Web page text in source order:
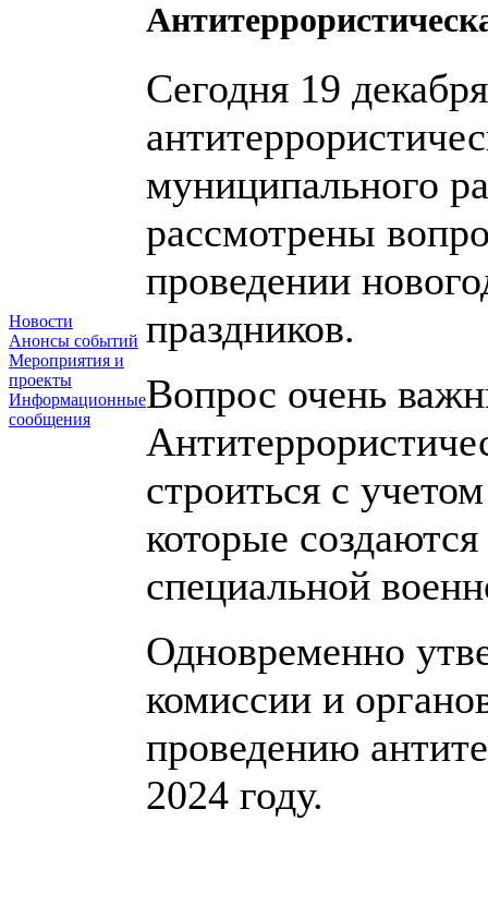
Новости
Анонсы событий
Мероприятия и
проекты
Информационные
сообщения
Сегодня 19
муниципального
рассмотрены
проведении
праздников.
Вопрос очень
строиться с
которые
специальной
Одновременно
комиссии и
проведению
2024 году.